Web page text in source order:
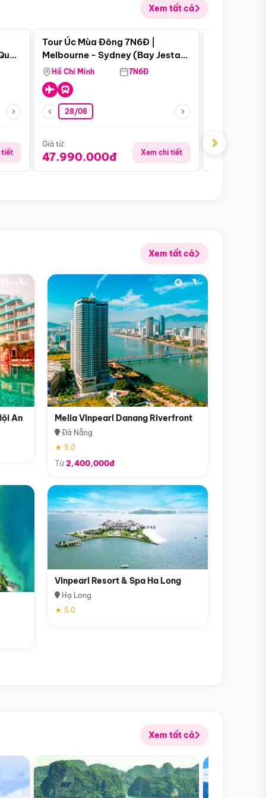
Xem tất cả
tiết
Điểm nổi bật
Tour Úc Mùa Đông 7N6Đ |
Melbourne - Sydney (Bay Jestar
Airways)
Hồ Chí Minh 7N6Đ
28/08
Giá từ:
47.990.000đ Xem chi tiết
Giá từ:
›
Xem tất cả
An Melia Vinpearl Danang Riverfront
Đà Nẵng
★ 5.0
Từ2,400,000đ
Vinpearl Resort & Spa Ha Long
Hạ Long
★ 5.0
Xem tất cả